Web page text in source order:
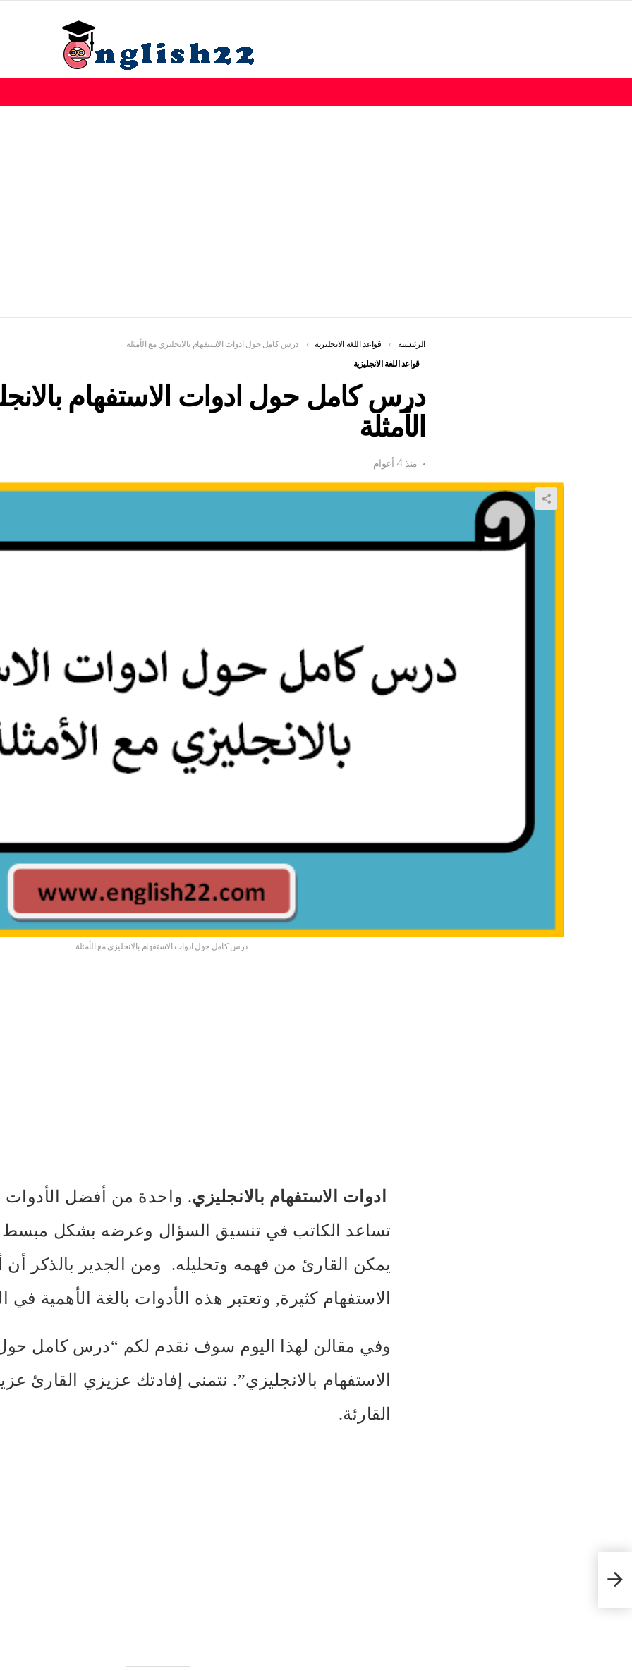
You are here:
الرئيسية قواعد اللغة الانجليزية درس كامل حول ادوات الاستفهام بالانجليزي مع الأمثلة
قواعد اللغة الانجليزية
درس كامل حول ادوات الاستفهام
الأمثلة
منذ 4 أعوام
درس كامل حول ادوات الاستفهام بالانجليزي مع الأمثلة
ادوات الاستفهام بالانجليزي. واحدة من أفضل الأدوات
تساعد الكاتب في تنسيق السؤال وعرضه بشكل
يمكن القارئ من فهمه وتحليله. ومن الجدير بالذكر أن
الاستفهام كثيرة, وتعتبر هذه الأدوات بالغة الأهمية في
وفي مقالن لهذا اليوم سوف نقدم لكم “درس كامل
الاستفهام بالانجليزي”. نتمنى إفادتك عزيزي القارئ
القارئة.